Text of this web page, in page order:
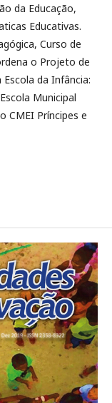
da Educação,
Educativas.
Curso de
o Projeto de
da Infância:
Municipal
CMEI Príncipes e